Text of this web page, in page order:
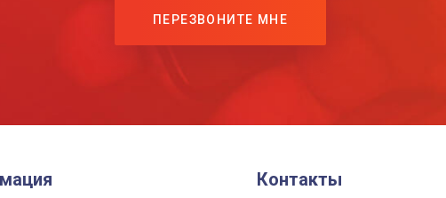
ПЕРЕЗВОНИТЕ МНЕ
Контакты